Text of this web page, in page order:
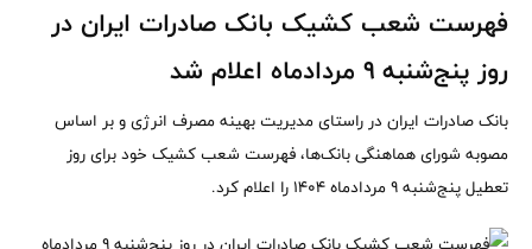
فهرست شعب کشیک بانک صادرات ایران در
روز پنج‌شنبه ۹ مردادماه اعلام شد
بانک صادرات ایران در راستای مدیریت بهینه مصرف انرژی و بر اساس
مصوبه شورای هماهنگی بانک‌ها، فهرست شعب کشیک خود برای روز
تعطیل پنج‌شنبه ۹ مردادماه ۱۴۰۴ را اعلام کرد.